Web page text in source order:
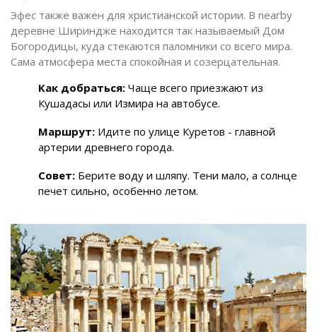
Эфес также важен для христианской истории. В nearby
деревне Шириндже находится так называемый Дом
Богородицы, куда стекаются паломники со всего мира.
Сама атмосфера места спокойная и созерцательная.
Как добраться: Чаще всего приезжают из
Кушадасы или Измира на автобусе.
Маршрут: Идите по улице Куретов - главной
артерии древнего города.
Совет: Берите воду и шляпу. Тени мало, а солнце
печет сильно, особенно летом.